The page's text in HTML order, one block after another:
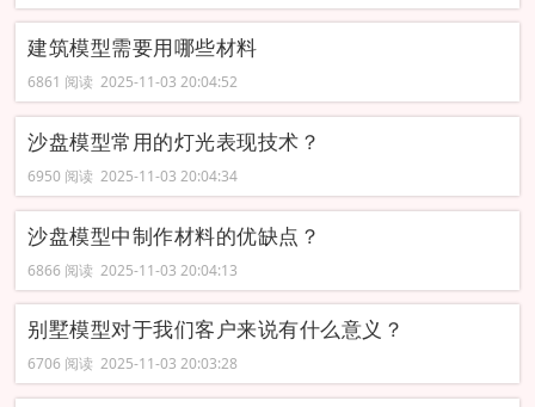
建筑模型需要用哪些材料
6861 阅读 2025-11-03 20:04:52
沙盘模型常用的灯光表现技术？
6950 阅读 2025-11-03 20:04:34
沙盘模型中制作材料的优缺点？
6866 阅读 2025-11-03 20:04:13
别墅模型对于我们客户来说有什么意义？
6706 阅读 2025-11-03 20:03:28